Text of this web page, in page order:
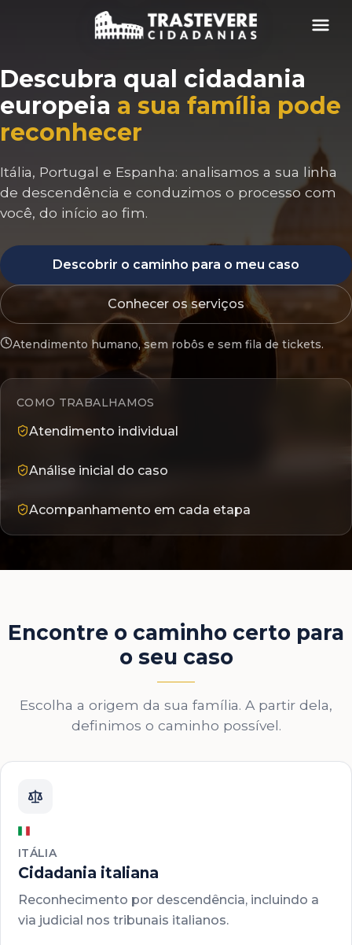
Menu
Descubra qual cidadania
europeia a sua família pode
reconhecer
Itália, Portugal e Espanha: analisamos a sua linha
de descendência e conduzimos o processo com
você, do início ao fim.
Descobrir o caminho para o meu caso
Conhecer os serviços
Atendimento humano, sem robôs e sem fila de tickets.
COMO TRABALHAMOS
Atendimento individual
Análise inicial do caso
Acompanhamento em cada etapa
Encontre o caminho certo para
o seu caso
Escolha a origem da sua família. A partir dela,
definimos o caminho possível.
ITÁLIA
Cidadania italiana
Reconhecimento por descendência, incluindo a
via judicial nos tribunais italianos.